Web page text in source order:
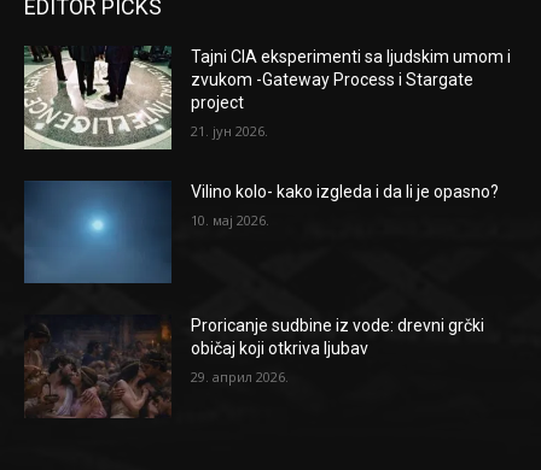
EDITOR PICKS
Tajni CIA eksperimenti sa ljudskim umom i
zvukom -Gateway Process i Stargate
project
21. јун 2026.
Vilino kolo- kako izgleda i da li je opasno?
10. мај 2026.
Proricanje sudbine iz vode: drevni grčki
običaj koji otkriva ljubav
29. април 2026.